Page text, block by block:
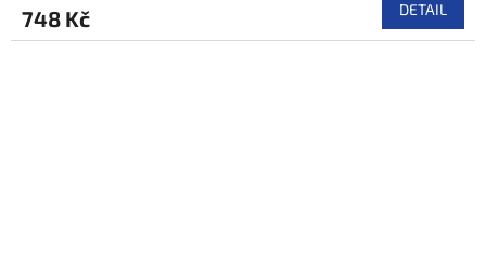
748 Kč DETAIL